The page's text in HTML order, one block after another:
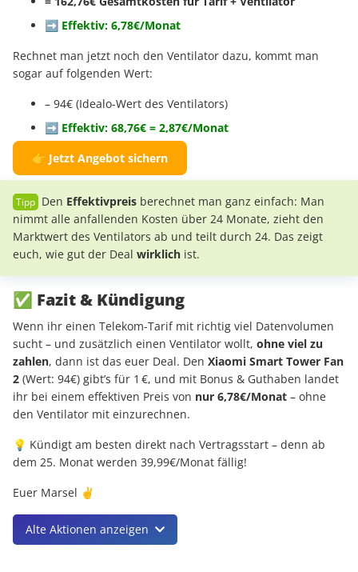
➡️ Effektiv: 6,78€/Monat
Rechnet man jetzt noch den Ventilator dazu, kommt man
sogar auf folgenden Wert:
– 94€ (Idealo-Wert des Ventilators)
➡️ Effektiv: 68,76€ = 2,87€/Monat
👉 Jetzt Angebot sichern
Den Effektivpreis berechnet man ganz einfach: Man
nimmt alle anfallenden Kosten über 24 Monate, zieht den
Marktwert des Ventilators ab und teilt durch 24. Das zeigt
euch, wie gut der Deal wirklich ist.
✅ Fazit & Kündigung
Wenn ihr einen Telekom-Tarif mit richtig viel Datenvolumen
sucht – und zusätzlich einen Ventilator wollt, ohne viel zu
zahlen, dann ist das euer Deal. Den Xiaomi Smart Tower Fan
2 (Wert: 94€) gibt’s für 1 €, und mit Bonus & Guthaben landet
ihr bei einem effektiven Preis von nur 6,78€/Monat – ohne
den Ventilator mit einzurechnen.
💡 Kündigt am besten direkt nach Vertragsstart – denn ab
dem 25. Monat werden 39,99€/Monat fällig!
Euer Marsel ✌️
Alte Aktionen anzeigen